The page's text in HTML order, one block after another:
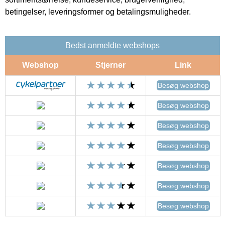
betingelser, leveringsformer og betalingsmuligheder.
Bedst anmeldte webshops
Webshop Stjerner Link
Besøg webshop
Besøg webshop
Besøg webshop
Besøg webshop
Besøg webshop
Besøg webshop
Besøg webshop